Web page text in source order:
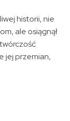
historii, nie
ale osiągnął
jej przemian,